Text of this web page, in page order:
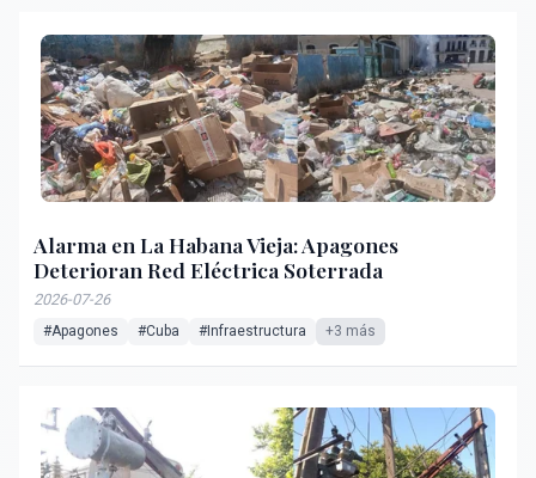
Alarma en La Habana Vieja: Apagones
Deterioran Red Eléctrica Soterrada
2026-07-26
#Apagones #Cuba #Infraestructura +3 más